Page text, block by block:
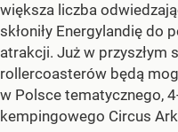
większa liczba
skłoniły Energylandię do
atrakcji. Już w przyszłym
rollercoasterów będą
w Polsce tematycznego,
kempingowego Circus